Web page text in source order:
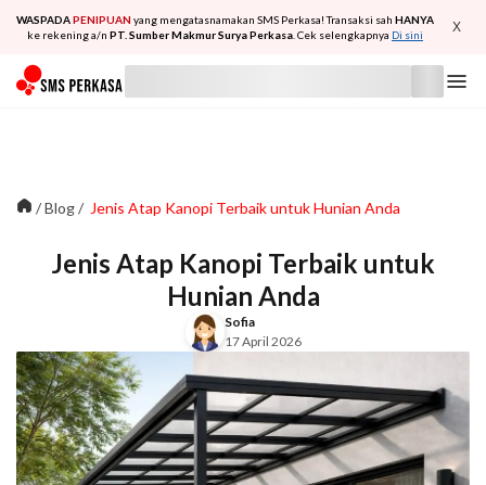
WASPADAPENIPUAN yang mengatasnamakan SMS Perkasa! Transaksi sah HANYA
ke rekening a/n PT. Sumber Makmur Surya Perkasa . Cek selengkapnya Di sini X
/Blog/ Jenis Atap Kanopi Terbaik untuk Hunian Anda
Jenis Atap Kanopi Terbaik untuk
Hunian Anda
Sofia
17 April 2026